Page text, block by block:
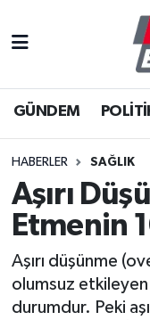
GÜNDEM
HABERLER SAĞLIK
Aşırı
Etmenin
Aşırı düşünme
olumsuz etkileyen
durumdur. Peki
İstanbul
İstanbul Hava
İstanbul
İstanbul
Süper Lig
Tüm